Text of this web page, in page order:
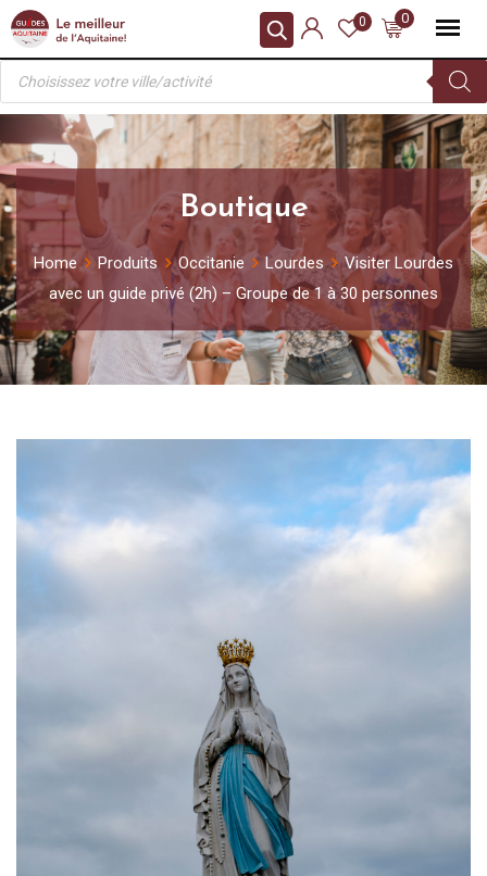
Skip
content
0
0
Recherche
produits
Boutique
Home Produits Occitanie Lourdes
Visiter Lourdes
avec un guide privé (2h) – Groupe de 1 à 30 personnes